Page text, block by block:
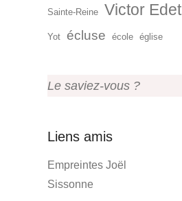
Sainte-Reine Victor Edet
Yot écluse école église
Le saviez-vous ?
Liens amis
Empreintes Joël
Sissonne